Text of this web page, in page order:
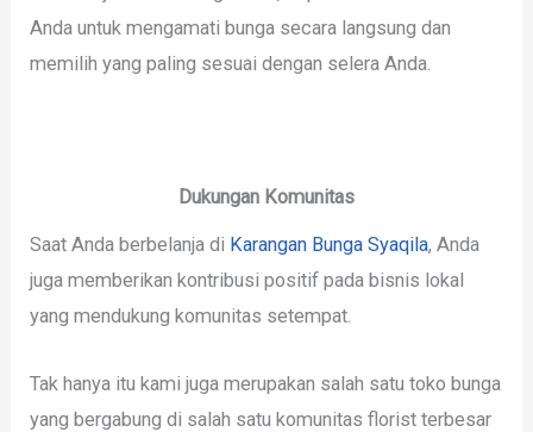
Anda untuk mengamati bunga secara langsung dan
memilih yang paling sesuai dengan selera Anda.
Dukungan Komunitas
Saat Anda berbelanja di Karangan Bunga Syaqila, Anda
juga memberikan kontribusi positif pada bisnis lokal
yang mendukung komunitas setempat.
Tak hanya itu kami juga merupakan salah satu toko bunga
yang bergabung di salah satu komunitas florist terbesar